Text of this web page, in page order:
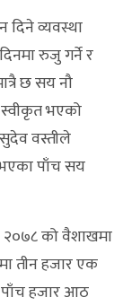
व्यवस्था
रुजु गर्ने र
छ सय नौ
भएको
वस्तीले
पाँच सय
को वैशाखमा
तीन हजार एक
पाँच हजार आठ